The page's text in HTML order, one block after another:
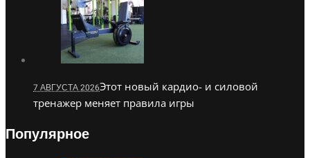
7 АВГУСТА 2026Этот новый кардио- и силовой
тренажер меняет правила игры
Популярное